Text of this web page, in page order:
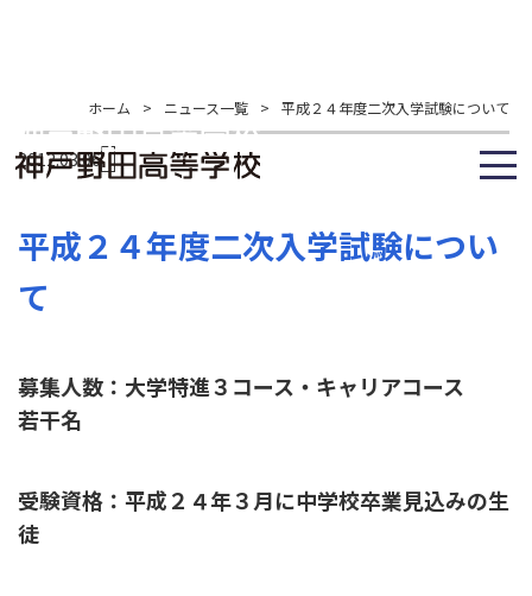
ホーム > ニュース一覧 > 平成２４年度二次入学試験について
2012.03.06
平成２４年度二次入学試験につい
て
募集人数：大学特進３コース・キャリアコース
若干名
受験資格：平成２４年３月に中学校卒業見込みの生
徒